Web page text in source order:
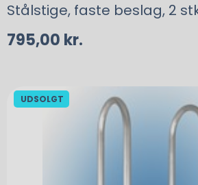
Stålstige, faste beslag, 2
795,00 kr.
UDSOLGT